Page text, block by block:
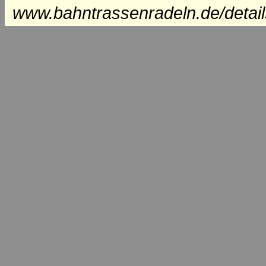
www.bahntrassenradeln.de/